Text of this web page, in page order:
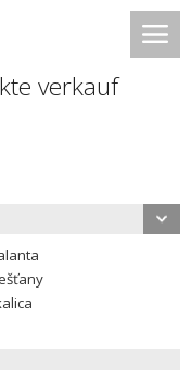
verkauf